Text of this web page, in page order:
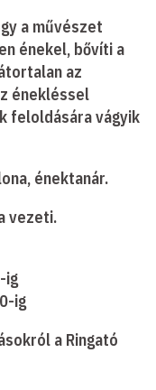
a művészet
énekel, bővíti a
az
énekléssel
feloldására vágyik
énektanár.
vezeti.
ig
ig
a Ringató